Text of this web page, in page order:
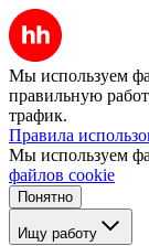
Мы используем
правильную
трафик.
Правила
Мы используем
файлов cookie
Понятно
Ищу работу